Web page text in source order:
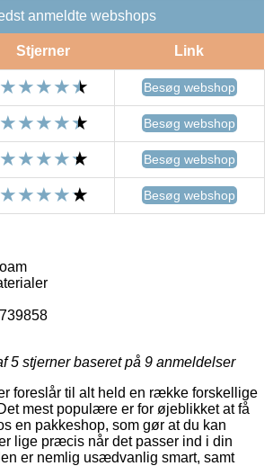
anmeldte webshops
Stjerner Link
Besøg webshop
Besøg webshop
Besøg webshop
Besøg webshop
5 stjerner baseret på 9 anmeldelser
foreslår til alt held en række forskellige
mest populære er for øjeblikket at få
en pakkeshop, som gør at du kan
lige præcis når det passer ind i din
er nemlig usædvanlig smart, samt